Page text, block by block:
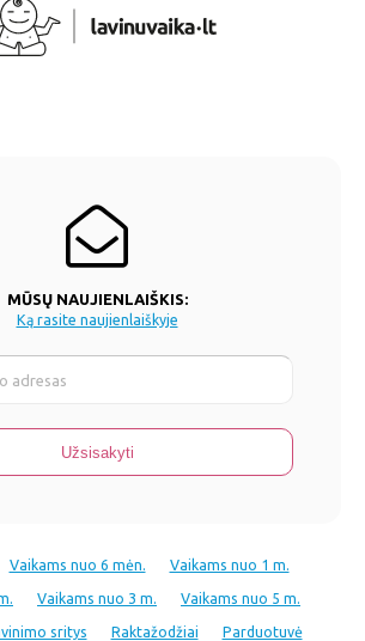
MŪSŲ NAUJIENLAIŠKIS:
Ką rasite naujienlaiškyje
Vaikams nuo 6 mėn.
Vaikams nuo 1 m.
Vaikams nuo 3 m.
Vaikams nuo 5 m.
sritys Raktažodžiai Parduotuvė